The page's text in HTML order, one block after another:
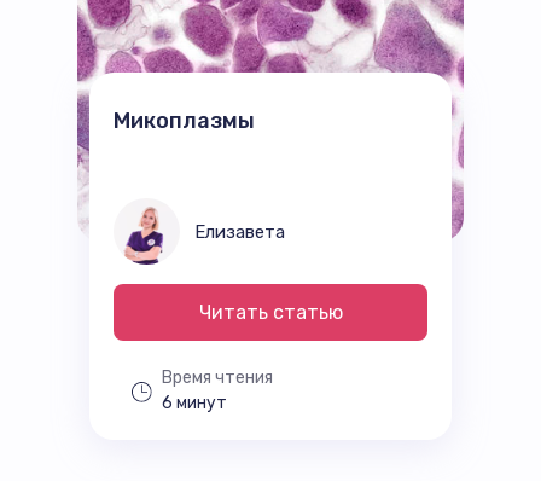
Микоплазмы
Елизавета
Читать статью
Время чтения
6 минут